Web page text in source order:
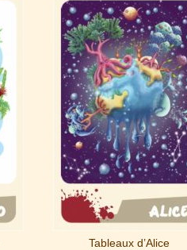
Tableaux d’Alice